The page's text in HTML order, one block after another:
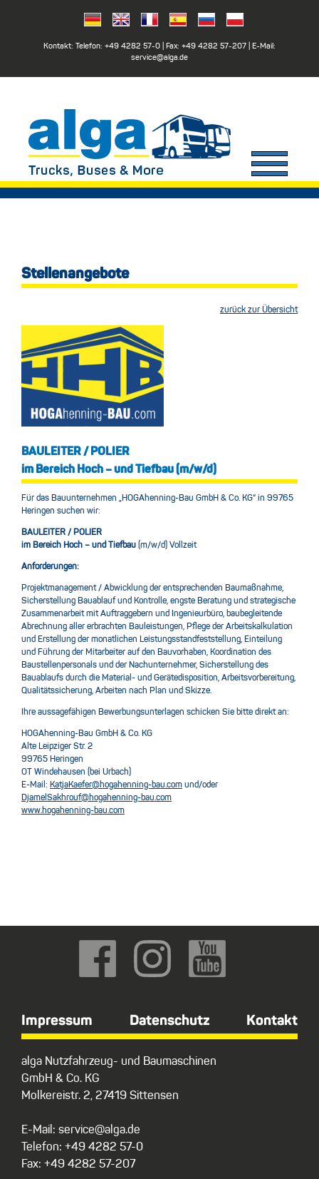
Kontakt: Telefon: +49 4282 57-0 | Fax: +49 4282 57-207 | E-Mail:
service@alga.de
Stellenangebote
zurück zur Übersicht
BAULEITER / POLIER
im Bereich Hoch – und Tiefbau (m/w/d)
Für das Bauunternehmen „HOGAhenning-Bau GmbH & Co. KG“ in 99765
Heringen suchen wir:
BAULEITER / POLIER
im Bereich Hoch – und Tiefbau (m/w/d) Vollzeit
Anforderungen:
Projektmanagement / Abwicklung der entsprechenden Baumaßnahme,
Sicherstellung Bauablauf und Kontrolle, engste Beratung und strategische
Zusammenarbeit mit Auftraggebern und Ingenieurbüro, baubegleitende
Abrechnung aller erbrachten Bauleistungen, Pflege der Arbeitskalkulation
und Erstellung der monatlichen Leistungsstandfeststellung, Einteilung
und Führung der Mitarbeiter auf den Bauvorhaben, Koordination des
Baustellenpersonals und der Nachunternehmer, Sicherstellung des
Bauablaufs durch die Material- und Gerätedisposition, Arbeitsvorbereitung,
Qualitätssicherung, Arbeiten nach Plan und Skizze.
Ihre aussagefähigen Bewerbungsunterlagen schicken Sie bitte direkt an:
HOGAhenning-Bau GmbH & Co. KG
Alte Leipziger Str. 2
99765 Heringen
OT Windehausen (bei Urbach)
E-Mail: KatjaKaefer@hogahenning-bau.com und/oder
DjamelSakhrouf@hogahenning-bau.com
www.hogahenning-bau.com
Impressum Datenschutz Kontakt
alga Nutzfahrzeug- und Baumaschinen
GmbH & Co. KG
Molkereistr. 2, 27419 Sittensen
E-Mail: service@alga.de
Telefon: +49 4282 57-0
Fax: +49 4282 57-207